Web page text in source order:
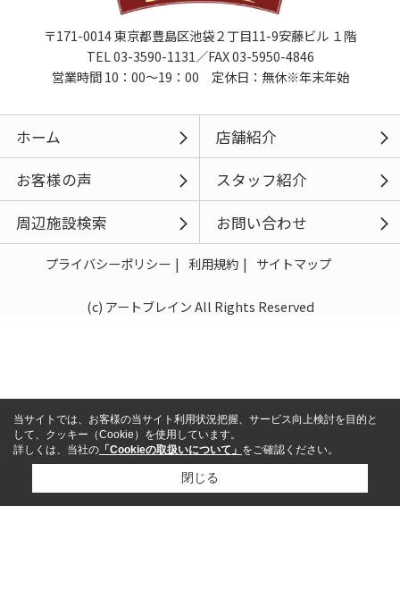
〒171-0014 東京都豊島区池袋２丁目11-9安藤ビル １階
TEL 03-3590-1131／FAX 03-5950-4846
営業時間 10：00～19：00 定休日：無休※年末年始
ホーム
店舗紹介
お客様の声
スタッフ紹介
周辺施設検索
お問い合わせ
プライバシーポリシー 利用規約 サイトマップ
(c) アートブレイン All Rights Reserved
当サイトでは、お客様の当サイト利用状況把握、サービス向上検討を目的と
して、クッキー（Cookie）を使用しています。
詳しくは、当社の 「Cookieの取扱いについて」 をご確認ください。
閉じる